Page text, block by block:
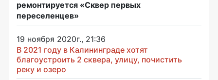
ремонтируется «Сквер первых
переселенцев»
19 ноября 2020г., 21:36
В 2021 году в Калининграде хотят
благоустроить 2 сквера, улицу, почистить
реку и озеро